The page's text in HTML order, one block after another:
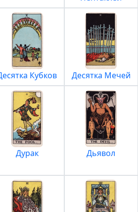
Кубков Десятка Мечей
Дурак Дьявол